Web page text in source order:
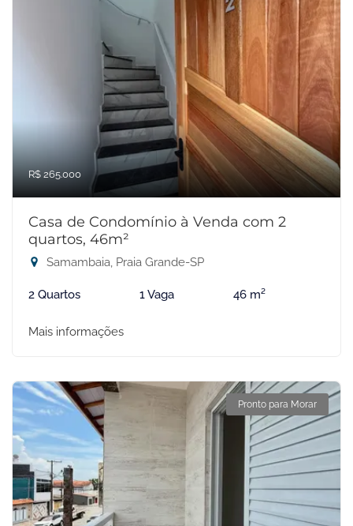
R$ 265.000
Casa de Condomínio à Venda com 2
quartos, 46m²
Samambaia, Praia Grande-SP
2 Quartos 1 Vaga 46 m²
Mais informações
Pronto para Morar